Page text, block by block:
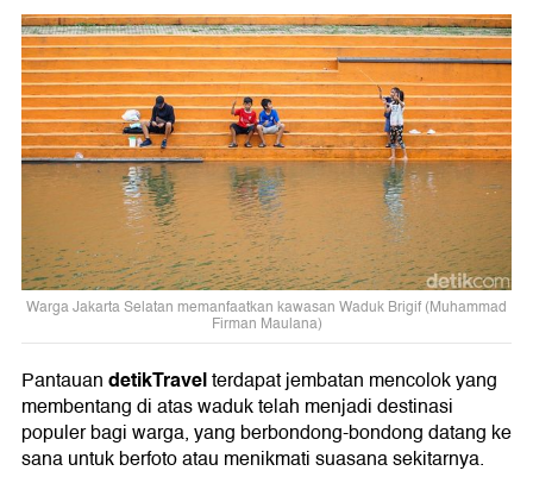
Warga Jakarta Selatan memanfaatkan kawasan Waduk Brigif (Muhammad
Firman Maulana)
PantauandetikTravelterdapat jembatan mencolok yang
membentang di atas waduk telah menjadi destinasi
populer bagi warga, yang berbondong-bondong datang ke
sana untuk berfoto atau menikmati suasana sekitarnya.